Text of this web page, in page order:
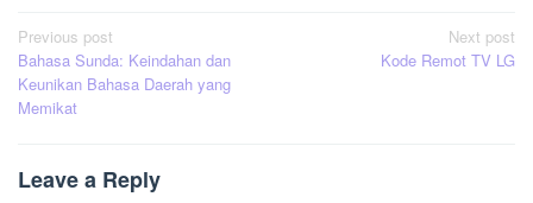
Post
navigation
Previous post
Bahasa Sunda: Keindahan dan
Keunikan Bahasa Daerah yang
Memikat
Next post
Kode Remot TV LG
Leave a Reply